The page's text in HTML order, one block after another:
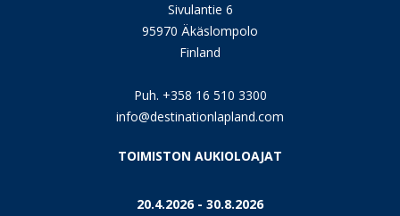
Sivulantie 6
95970 Äkäslompolo
Finland
Puh. +358 16 510 3300
info@destinationlapland.com
TOIMISTON AUKIOLOAJAT
20.4.2026 - 30.8.2026